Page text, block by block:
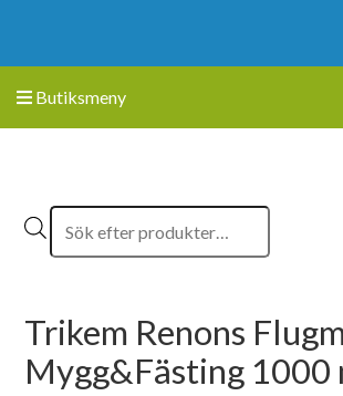
Butiksmeny
Trikem Renons
Mygg&Fästing 1000